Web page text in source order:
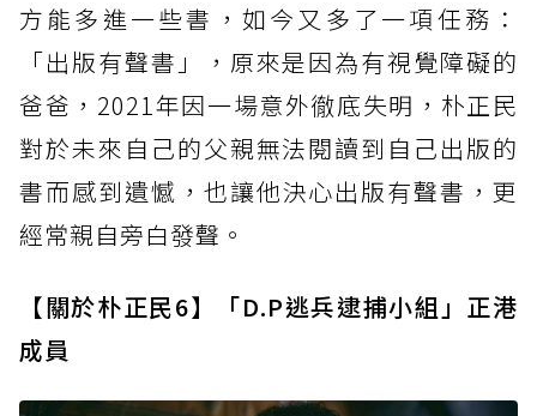
方能多進一些書，如今又多了一項任務：
「出版有聲書」，原來是因為有視覺障礙的
爸爸，2021年因一場意外徹底失明，朴正民
對於未來自己的父親無法閱讀到自己出版的
書而感到遺憾，也讓他決心出版有聲書，更
經常親自旁白發聲。
【關於朴正民6】「D.P逃兵逮捕小組」正港
成員